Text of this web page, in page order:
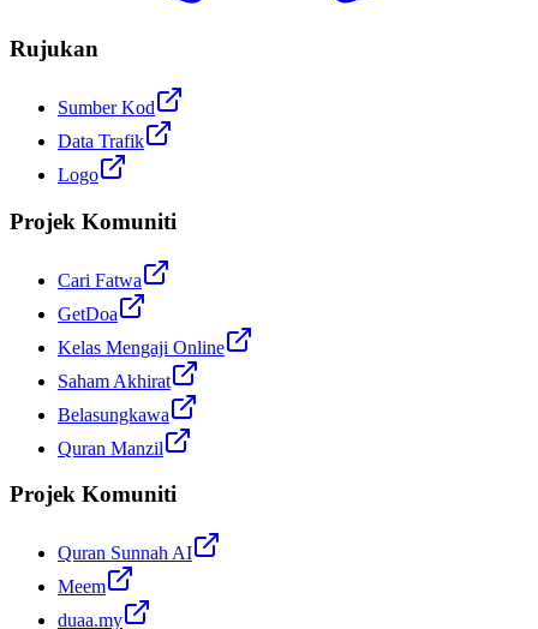
Rujukan
Sumber Kod
Data Trafik
Logo
Projek Komuniti
Cari Fatwa
GetDoa
Kelas Mengaji Online
Saham Akhirat
Belasungkawa
Quran Manzil
Projek Komuniti
Quran Sunnah AI
Meem
duaa.my